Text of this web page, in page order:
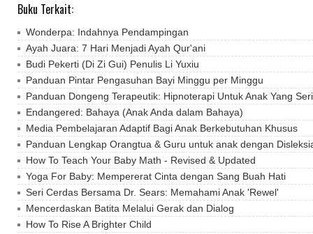
Buku Terkait:
Wonderpa: Indahnya Pendampingan
Ayah Juara: 7 Hari Menjadi Ayah Qur'ani
Budi Pekerti (Di Zi Gui) Penulis Li Yuxiu
Panduan Pintar Pengasuhan Bayi Minggu per Minggu
Panduan Dongeng Terapeutik: Hipnoterapi Untuk Anak Yang
Endangered: Bahaya (Anak Anda dalam Bahaya)
Media Pembelajaran Adaptif Bagi Anak Berkebutuhan Khusus
Panduan Lengkap Orangtua & Guru untuk anak dengan
How To Teach Your Baby Math - Revised & Updated
Yoga For Baby: Mempererat Cinta dengan Sang Buah Hati
Seri Cerdas Bersama Dr. Sears: Memahami Anak 'Rewel'
Mencerdaskan Batita Melalui Gerak dan Dialog
How To Rise A Brighter Child